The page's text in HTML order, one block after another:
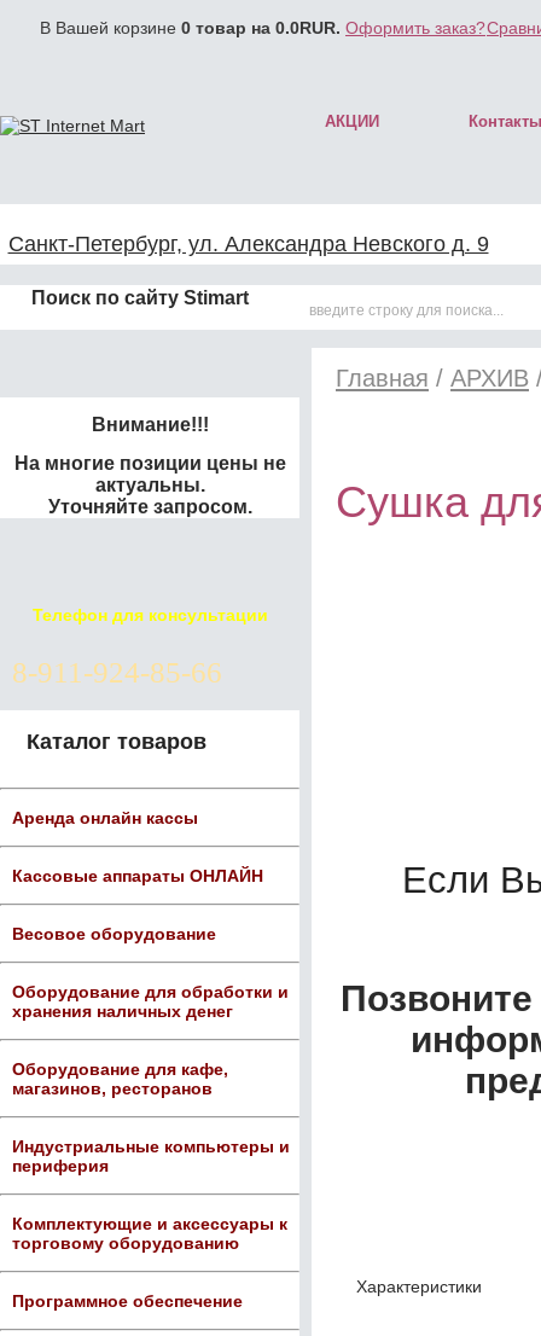
В Вашей корзине 0 товар на 0.0RUR. Оформить заказ?
АКЦИИ Контакты
Санкт-Петербург, ул. Александра Невского д. 9
Поиск по сайту Stimart
Внимание!!!
На многие позиции цены не
актуальны.
Уточняйте запросом.
Телефон для консультации
8-911-924-85-66
Каталог товаров
Аренда онлайн кассы
Кассовые аппараты ОНЛАЙН
Весовое оборудование
Оборудование для обработки и
хранения наличных денег
Оборудование для кафе,
магазинов, ресторанов
Индустриальные компьютеры и
периферия
Комплектующие и аксессуары к
торговому оборудованию
Программное обеспечение
Главная / АРХИВ
Сушка
Если
Характеристики